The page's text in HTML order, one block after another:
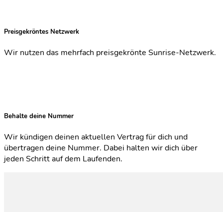
Preisgekröntes Netzwerk
Wir nutzen das mehrfach preisgekrönte Sunrise-Netzwerk.
Behalte deine Nummer
Wir kündigen deinen aktuellen Vertrag für dich und
übertragen deine Nummer. Dabei halten wir dich über
jeden Schritt auf dem Laufenden.